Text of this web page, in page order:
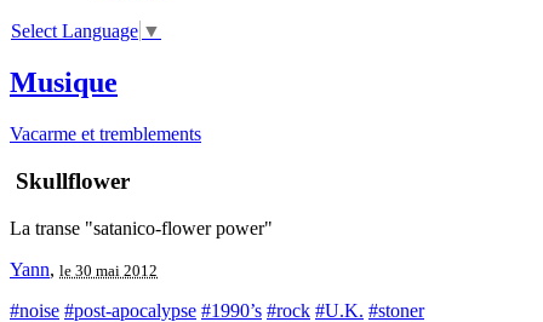
Select Language ▼
Musique
Vacarme et tremblements
Skullflower
La transe "satanico-flower power"
Yann, le 30 mai 2012
#noise #post-apocalypse #1990’s #rock #U.K. #stoner